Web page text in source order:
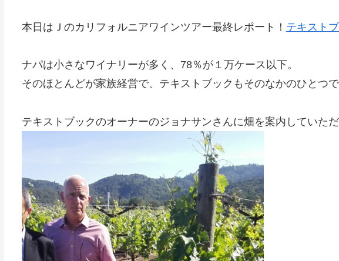
本日はＪのカリフォルニアワインツアー最終レポート！ テキスト
ナパは小さなワイナリーが多く、78％が１万ケース以下。
そのほとんどが家族経営で、テキストブックもそのなかのひとつで
テキストブックのオーナーのジョナサンさんに畑を案内していただ